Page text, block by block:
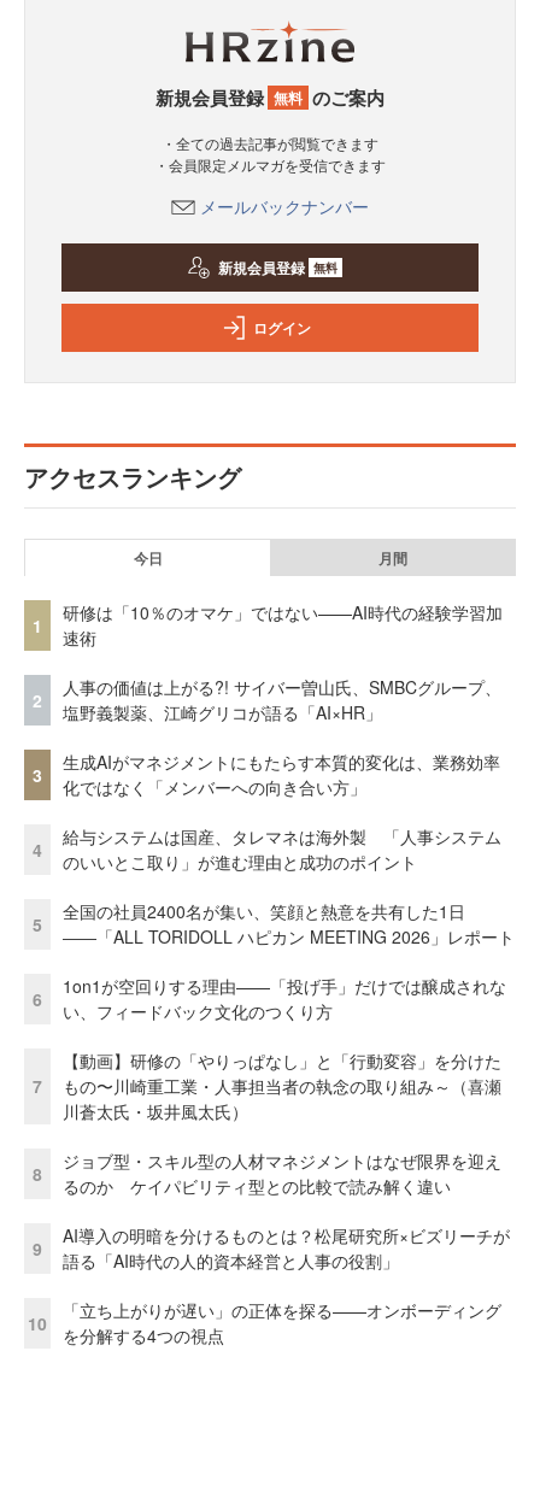
新規会員登録 無料 のご案内
・全ての過去記事が閲覧できます
・会員限定メルマガを受信できます
メールバックナンバー
新規会員登録 無料
ログイン
アクセスランキング
今日 月間
1
研修は「10％のオマケ」ではない——AI時代の経験学習加
速術
2
人事の価値は上がる?! サイバー曽山氏、SMBCグループ、
塩野義製薬、江崎グリコが語る「AI×HR」
3
生成AIがマネジメントにもたらす本質的変化は、業務効率
化ではなく「メンバーへの向き合い方」
4
給与システムは国産、タレマネは海外製 「人事システム
のいいとこ取り」が進む理由と成功のポイント
5
全国の社員2400名が集い、笑顔と熱意を共有した1日
――「ALL TORIDOLL ハピカン MEETING 2026」レポート
6
1on1が空回りする理由——「投げ手」だけでは醸成されな
い、フィードバック文化のつくり方
7
【動画】研修の「やりっぱなし」と「行動変容」を分けた
もの〜川崎重工業・人事担当者の執念の取り組み～（喜瀬
川蒼太氏・坂井風太氏）
8
ジョブ型・スキル型の人材マネジメントはなぜ限界を迎え
るのか ケイパビリティ型との比較で読み解く違い
9
AI導入の明暗を分けるものとは？松尾研究所×ビズリーチが
語る「AI時代の人的資本経営と人事の役割」
10
「立ち上がりが遅い」の正体を探る——オンボーディング
を分解する4つの視点